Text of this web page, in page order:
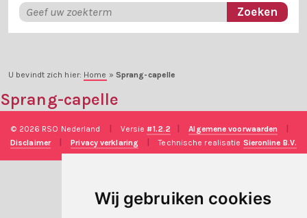
Wij gebruiken cookies
U bevindt zich hier: Home » Sprang-capelle
Sprang-capelle
© 2026 RSO Nederland Versie#1.2.2 Algemene voorwaarden
Disclaimer
Privacy verklaring Technische realisatie Sieronline B.V.